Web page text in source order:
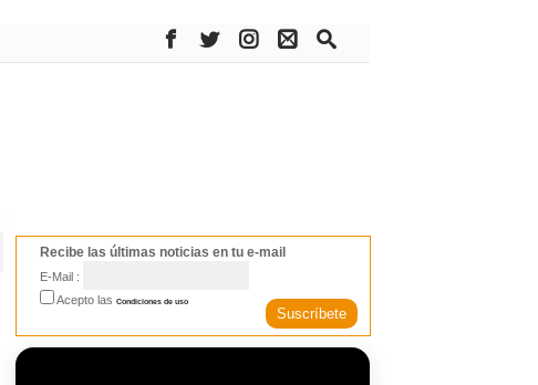
Recibe las últimas noticias en tu e-mail
E-Mail :
Acepto las Condiciones de uso